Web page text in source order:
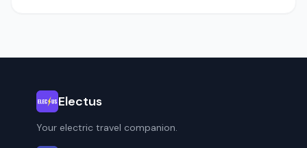
Electus
Your electric travel companion.